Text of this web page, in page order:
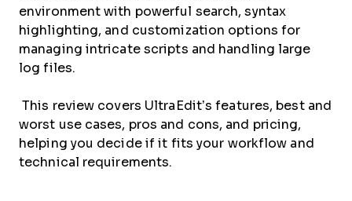
environment with powerful search, syntax
highlighting, and customization options for
managing intricate scripts and handling large
log files.
This review covers UltraEdit’s features, best and
worst use cases, pros and cons, and pricing,
helping you decide if it fits your workflow and
technical requirements.